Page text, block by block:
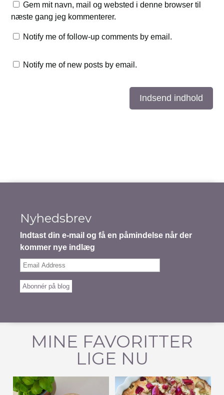
Gem mit navn, mail og websted i denne browser til
næste gang jeg kommenterer.
Notify me of follow-up comments by email.
Notify me of new posts by email.
Indsend indhold
Nyhedsbrev
Indtast din e-mail og få en påmindelse når der
kommer nye indlæg
Email
Abonnér på blog
MINE FAVORITTER
LIGE NU